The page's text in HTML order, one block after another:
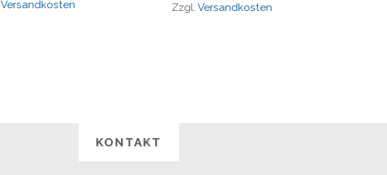
Versandkosten
Zzgl. Versandkosten
KONTAKT